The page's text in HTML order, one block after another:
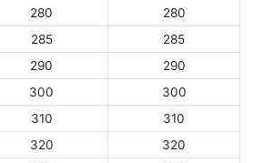
280
280
285
285
290
290
300
300
310
310
320
320